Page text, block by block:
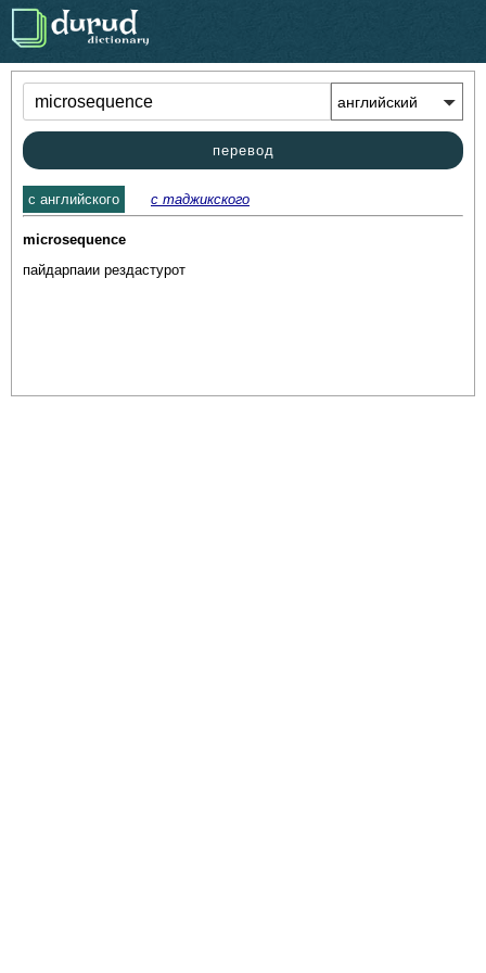
.
перевод
c английского с таджикского
microsequence
пайдарпаии рездастурот